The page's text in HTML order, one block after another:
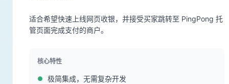
适合希望快速上线网页收银，并接受买家跳转至 PingPong 托
管页面完成支付的商户。
核心特性
极简集成，无需复杂开发